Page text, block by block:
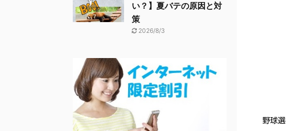
野球
い？】夏バテの原因と対
策
2026/8/3